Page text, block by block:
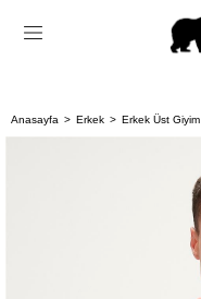
Anasayfa Erkek Erkek Üst Giyim